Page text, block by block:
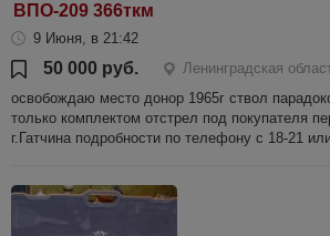
ВПО-209 366ткм
9 Июня, в 21:42
50 000 руб.
Ленинградская
освобождаю место донор 1965г ствол
только комплектом отстрел под покупателя
г.Гатчина подробности по телефону с 18-21